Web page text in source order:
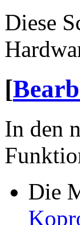
Diese
[
In den
Die